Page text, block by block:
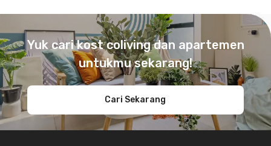
Yuk cari kost coliving dan apartemen
untukmu sekarang!
Cari Sekarang